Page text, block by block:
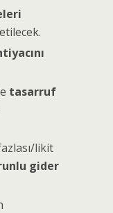
tasarruf
likit
gider